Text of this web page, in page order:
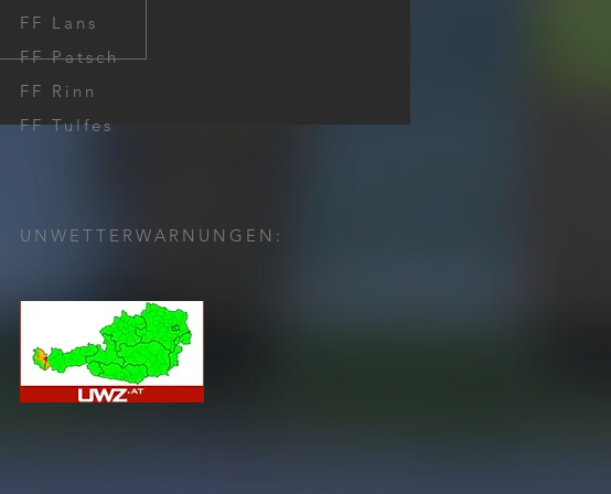
Herbstübung 2025
FF Lans
FF Patsch
FF Rinn
FF Tulfes
UNWETTERWARNUNGEN: